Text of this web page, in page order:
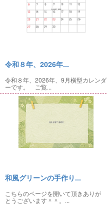
令和８年、2026年...
令和８年、2026年、9月横型カレンダ
ーです。 ご覧...
和風グリーンの手作り...
こちらのページを開いて頂きありが
とうございます＾＾。...